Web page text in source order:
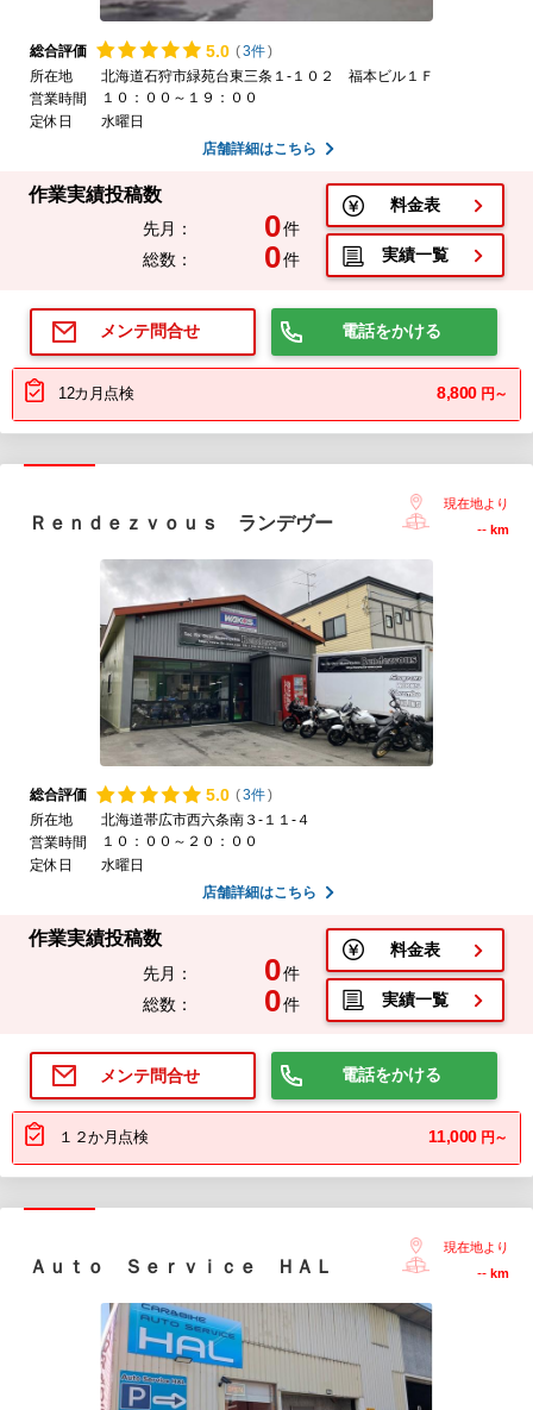
総合評価 5.0 (3件)
所在地
北海道石狩市緑苑台東三条１-１０２ 福本ビル１Ｆ
営業時間
１０：００～１９：００
定休日
水曜日
店舗詳細はこちら
作業実績投稿数
先月： 0件
総数：
0件
料金表
実績一覧
メンテ問合せ 電話をかける
12カ月点検 8,800 円～
Ｒｅｎｄｅｚｖｏｕｓ ランデヴー
現在地より
-- km
総合評価 5.0 (3件)
所在地
北海道帯広市西六条南３-１１-４
営業時間
１０：００～２０：００
定休日
水曜日
店舗詳細はこちら
作業実績投稿数
先月： 0件
総数：
0件
料金表
実績一覧
メンテ問合せ 電話をかける
１２か月点検 11,000 円～
Ａｕｔｏ Ｓｅｒｖｉｃｅ ＨＡＬ
現在地より
-- km